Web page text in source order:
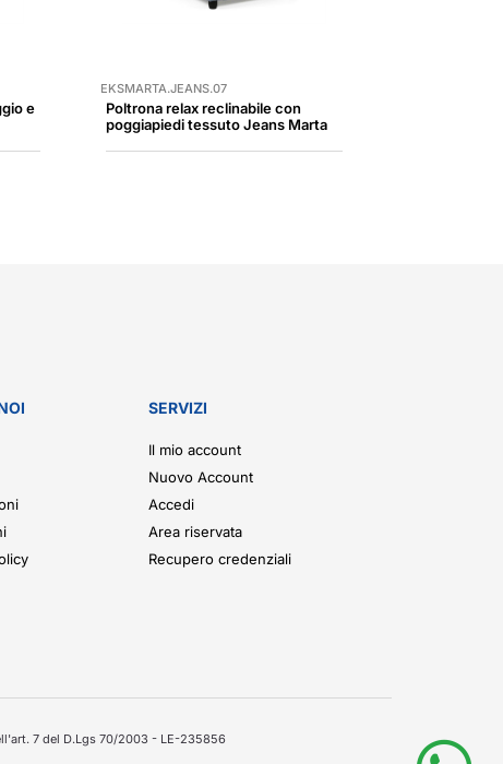
e
EKSMARTA.JEANS.07
Poltrona relax reclinabile con
poggiapiedi tessuto Jeans Marta
SERVIZI
Il mio account
Nuovo Account
Accedi
Area riservata
Recupero credenziali
7 del D.Lgs 70/2003 - LE-235856